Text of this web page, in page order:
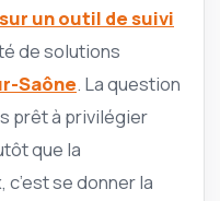
un outil de suivi
de solutions
Saône. La question
prêt à privilégier
que la
se donner la